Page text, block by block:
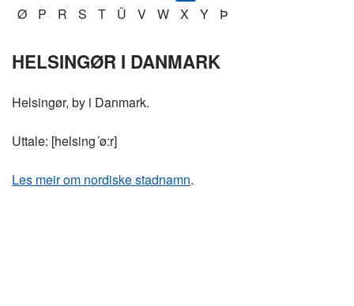
Ø
P R S T Ü V W X Y Þ
HELSINGØR I DANMARK
Helsingør, by i Danmark.
Uttale: [helsing´ø:r]
Les meir om nordiske stadnamn.